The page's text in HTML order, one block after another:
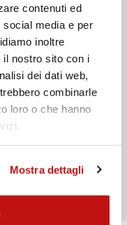
contenuti ed
social media e per
inoltre
il nostro sito con i
dei dati web,
combinarle
loro o che hanno
Mostra dettagli